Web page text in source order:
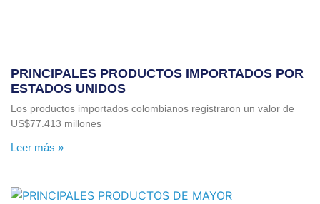
PRINCIPALES PRODUCTOS IMPORTADOS POR
ESTADOS UNIDOS
Los productos importados colombianos registraron un valor de
US$77.413 millones
Leer más »